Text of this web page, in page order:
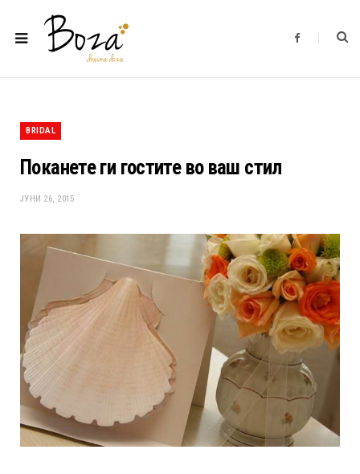
F
b
BRIDAL
Поканете ги гостите во ваш стил
ЈУНИ 26, 2015